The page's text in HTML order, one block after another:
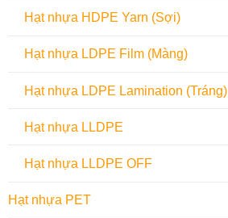
Hạt nhựa HDPE Yarn (Sợi)
Hạt nhựa LDPE Film (Màng)
Hạt nhựa LDPE Lamination (Tráng)
Hạt nhựa LLDPE
Hạt nhựa LLDPE OFF
Hạt nhựa PET